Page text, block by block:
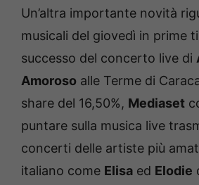
Un’altra importante novità
musicali del giovedì in prime
successo del concerto live di
Amoroso alle Terme di
share del 16,50%, Mediaset
puntare sulla musica live
concerti delle artiste più
italiano come Elisa ed Elodie